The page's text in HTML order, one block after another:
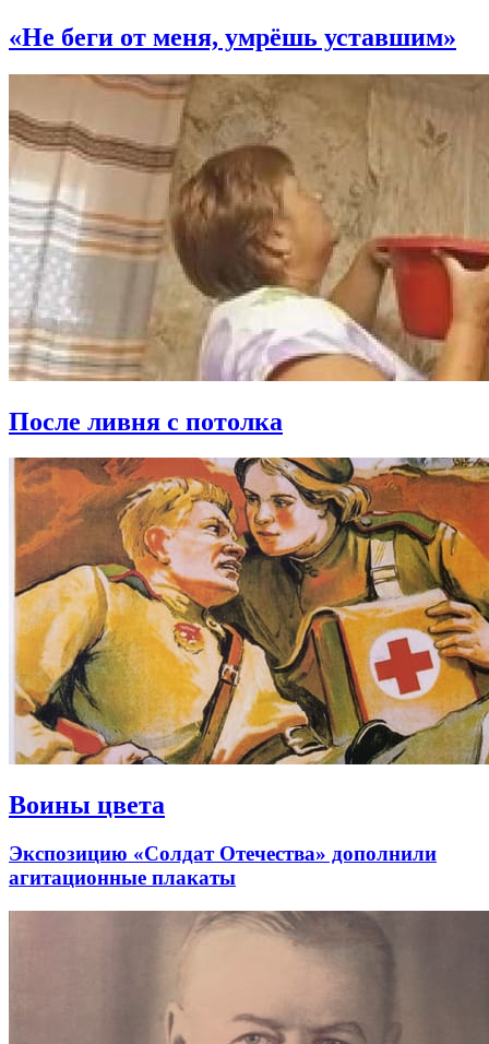
«Не беги от меня, умрёшь уставшим»
После ливня с потолка
Воины цвета
Экспозицию «Солдат Отечества» дополнили
агитационные плакаты